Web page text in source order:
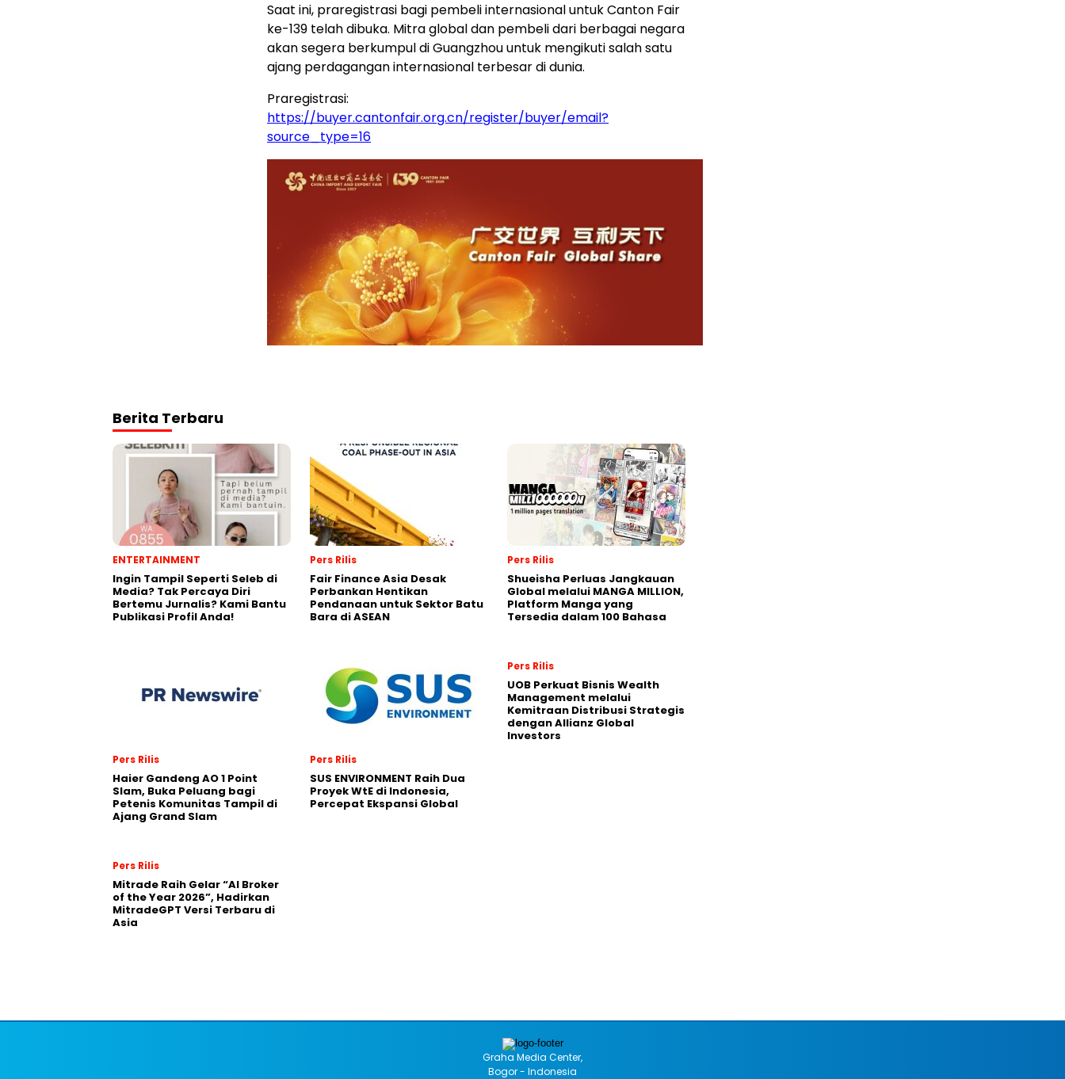
Saat ini, praregistrasi bagi pembeli internasional untuk Canton Fair
ke-139 telah dibuka. Mitra global dan pembeli dari berbagai negara
akan segera berkumpul di Guangzhou untuk mengikuti salah satu
ajang perdagangan internasional terbesar di dunia.
Praregistrasi:
https://buyer.cantonfair.org.cn/register/buyer/email?
source_type=16
Berita Terbaru
ENTERTAINMENT
Ingin Tampil Seperti Seleb di
Media? Tak Percaya Diri
Bertemu Jurnalis? Kami Bantu
Publikasi Profil Anda!
Pers Rilis
Fair Finance Asia Desak
Perbankan Hentikan
Pendanaan untuk Sektor Batu
Bara di ASEAN
Pers Rilis
Shueisha Perluas Jangkauan
Global melalui MANGA MILLION,
Platform Manga yang
Tersedia dalam 100 Bahasa
Pers Rilis
Haier Gandeng AO 1 Point
Slam, Buka Peluang bagi
Petenis Komunitas Tampil di
Ajang Grand Slam
Pers Rilis
SUS ENVIRONMENT Raih Dua
Proyek WtE di Indonesia,
Percepat Ekspansi Global
Pers Rilis
UOB Perkuat Bisnis Wealth
Management melalui
Kemitraan Distribusi Strategis
dengan Allianz Global
Investors
Pers Rilis
Mitrade Raih Gelar “AI Broker
of the Year 2026”, Hadirkan
MitradeGPT Versi Terbaru di
Asia
Graha Media Center,
Bogor - Indonesia